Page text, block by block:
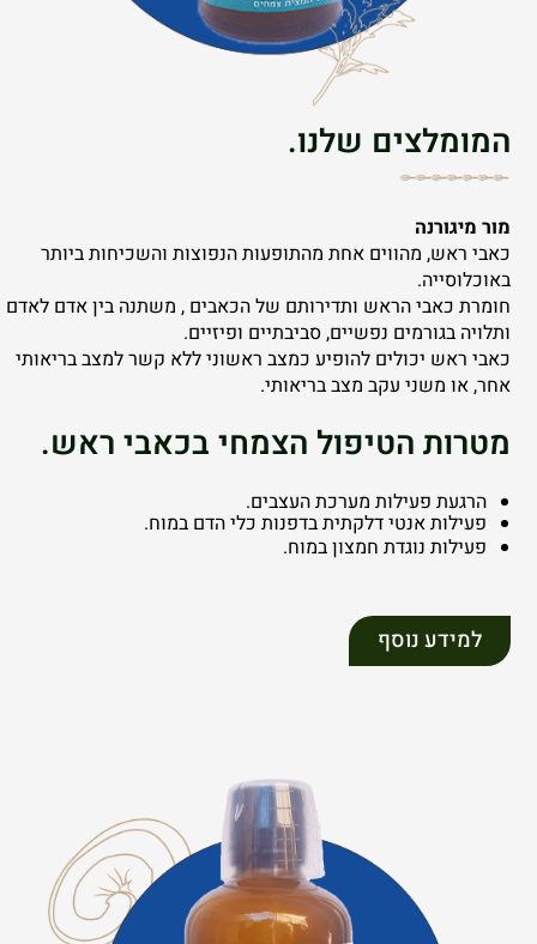
המומלצים שלנו.
מור מיגורנה
כאבי ראש, מהווים אחת מהתופעות הנפוצות והשכיחות ביותר
באוכלוסייה.
חומרת כאבי הראש ותדירותם של הכאבים , משתנה בין אדם לאדם
ותלויה בגורמים נפשיים, סביבתיים ופיזיים.
כאבי ראש יכולים להופיע כמצב ראשוני ללא קשר למצב בריאותי
אחר, או משני עקב מצב בריאותי.
מטרות הטיפול הצמחי בכאבי ראש.
הרגעת פעילות מערכת העצבים.
פעילות אנטי דלקתית בדפנות כלי הדם במוח.
פעילות נוגדת חמצון במוח.
למידע נוסף